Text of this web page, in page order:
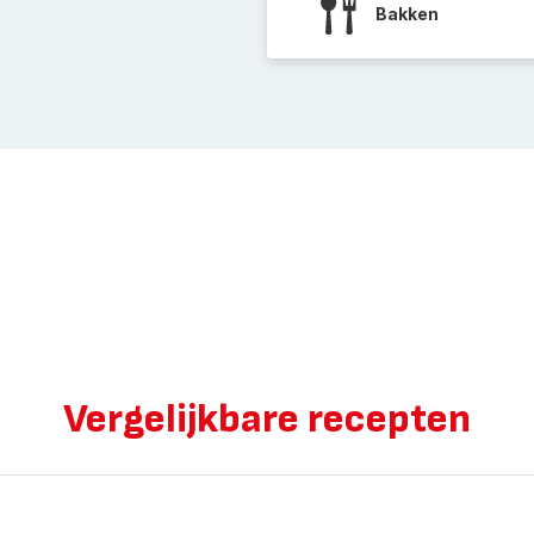
Bakken
Vergelijkbare recepten